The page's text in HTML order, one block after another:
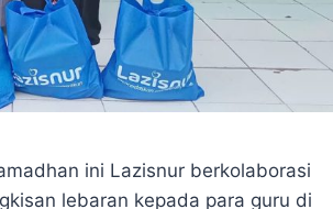
ini Lazisnur berkolaborasi
lebaran kepada para guru di